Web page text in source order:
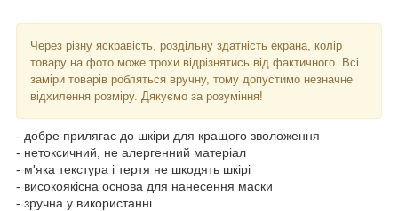
Через різну яскравість, роздільну здатність екрана, колір
товару на фото може трохи відрізнятись від фактичного. Всі
заміри товарів робляться вручну, тому допустимо незначне
відхилення розміру. Дякуємо за розуміння!
- добре прилягає до шкіри для кращого зволоження
- нетоксичний, не алергенний матеріал
- м'яка текстура і тертя не шкодять шкірі
- високоякісна основа для нанесення маски
- зручна у використанні